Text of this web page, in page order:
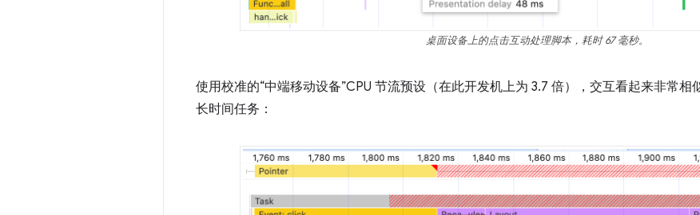
桌面设备上的点击互动处理脚本，耗时 67 毫秒。
使用校准的“中端移动设备”CPU 节流预设（在此开发机上为 3.7 倍），交互看起来非常
长时间任务：